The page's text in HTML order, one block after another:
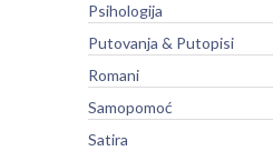
Psihologija
Putovanja & Putopisi
Romani
Samopomoć
Satira